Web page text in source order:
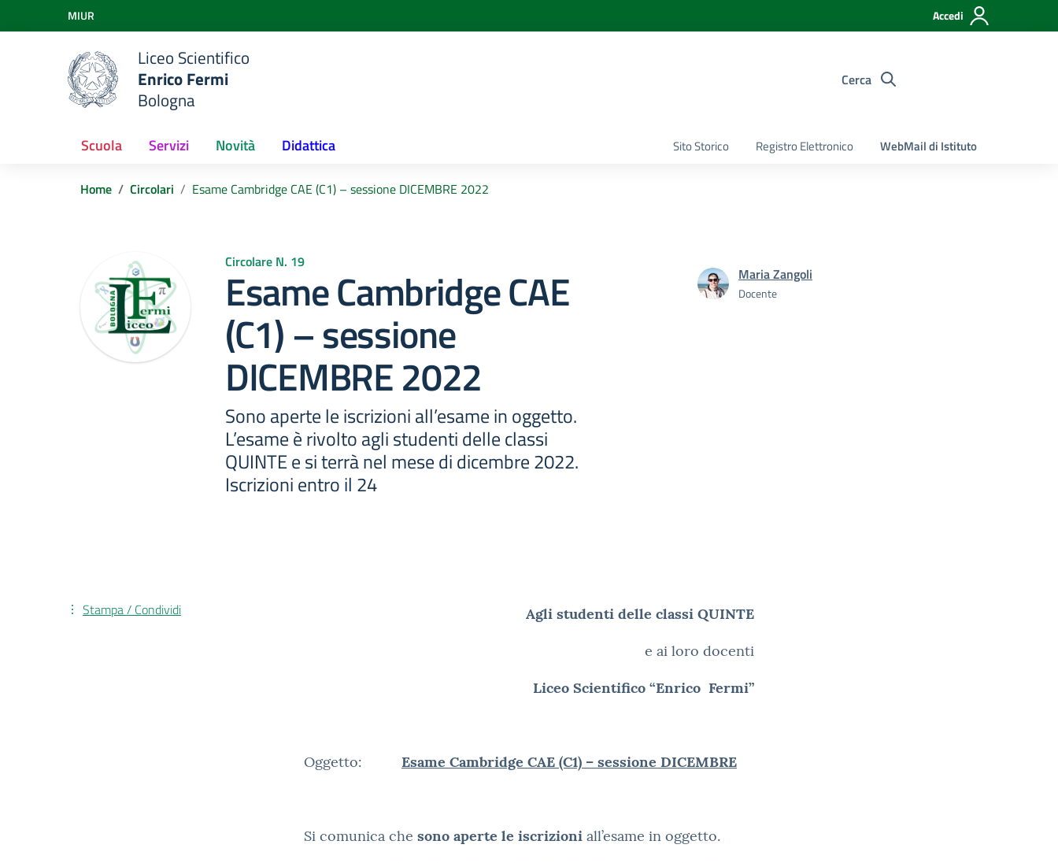
Vai ai contenuti
Vai al menu di navigazione
Vai al footer
MIUR Accedi
Liceo Scientifico
Enrico Fermi
Bologna
Cerca
Sito Storico Registro Elettronico WebMail di Istituto
Scuola Servizi Novità Didattica
Home Circolari Esame Cambridge CAE (C1) – sessione DICEMBRE 2022
Circolare N. 19
Esame Cambridge CAE
(C1) – sessione
DICEMBRE 2022
Sono aperte le iscrizioni all’esame in oggetto.
L’esame è rivolto agli studenti delle classi
QUINTE e si terrà nel mese di dicembre 2022.
Iscrizioni entro il 24
Maria Zangoli
Docente
Agli studenti delle classi QUINTE
e ai loro docenti
Liceo Scientifico “Enrico Fermi”
Oggetto: Esame Cambridge CAE (C1) – sessione DICEMBRE
Si comunica che sono aperte le iscrizioni all’esame in oggetto.
Stampa / Condividi